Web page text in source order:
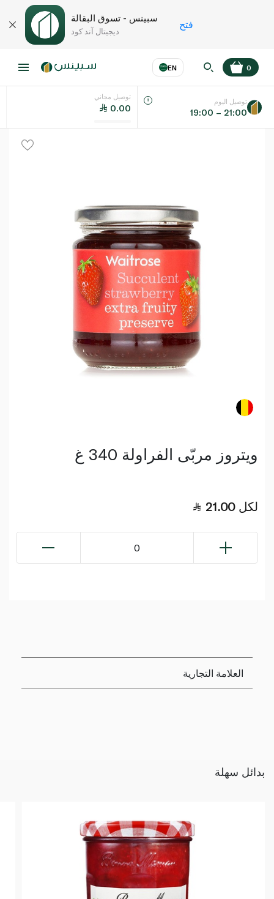
سبينس - تسوق البقالة
ديجيتال آند كود
فتح
EN
اللغة عر
0
توصيل مجاني
0.00
توصيل اليوم
19:00 – 21:00
ويتروز مربّى الفراولة 340 غ
21.00 لكل
0
العلامة التجارية
بدائل سهلة